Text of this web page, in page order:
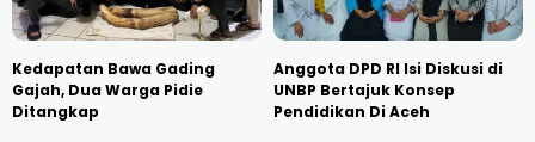
Kedapatan Bawa Gading
Gajah, Dua Warga Pidie
Ditangkap
Anggota DPD RI Isi Diskusi di
UNBP Bertajuk Konsep
Pendidikan Di Aceh